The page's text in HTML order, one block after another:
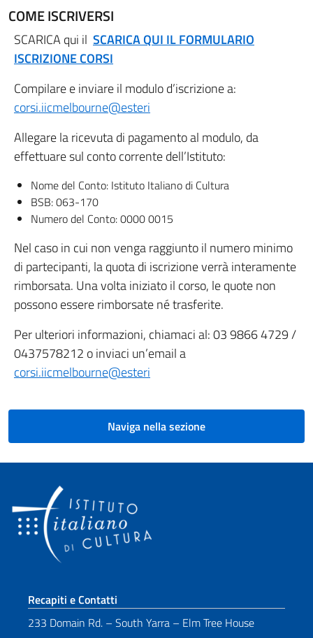
COME ISCRIVERSI
SCARICA qui il SCARICA QUI IL FORMULARIO
ISCRIZIONE CORSI
Compilare e inviare il modulo d’iscrizione a:
corsi.iicmelbourne@esteri
Allegare la ricevuta di pagamento al modulo, da
effettuare sul conto corrente dell’Istituto:
Nome del Conto: Istituto Italiano di Cultura
BSB: 063-170
Numero del Conto: 0000 0015
Nel caso in cui non venga raggiunto il numero minimo
di partecipanti, la quota di iscrizione verrà interamente
rimborsata. Una volta iniziato il corso, le quote non
possono essere rimborsate né trasferite.
Per ulteriori informazioni, chiamaci al: 03 9866 4729 /
0437578212 o inviaci un’email a
corsi.iicmelbourne@esteri
Naviga nella sezione
Sezione footer
Recapiti e Contatti
233 Domain Rd. – South Yarra – Elm Tree House